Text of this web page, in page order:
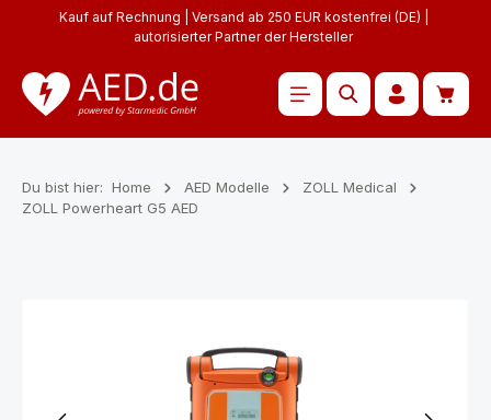
Zum Hauptinhalt springen
Kauf auf Rechnung | Versand ab 250 EUR kostenfrei (DE) |
autorisierter Partner der Hersteller
Du bist hier: Home AED Modelle
ZOLL Medical
ZOLL Powerheart G5 AED